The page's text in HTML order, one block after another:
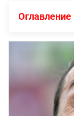
Оглавление